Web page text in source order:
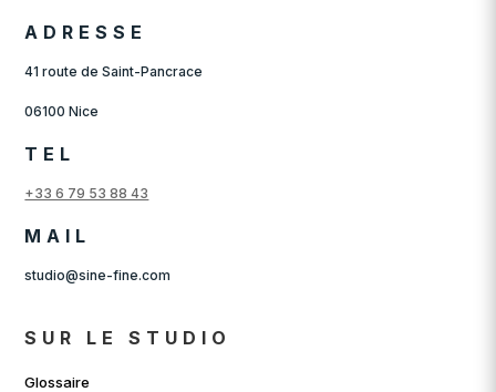
ADRESSE
41 route de Saint-Pancrace
06100 Nice
TEL
+33 6 79 53 88 43
MAIL
studio@sine-fine.com
SUR LE STUDIO
Glossaire